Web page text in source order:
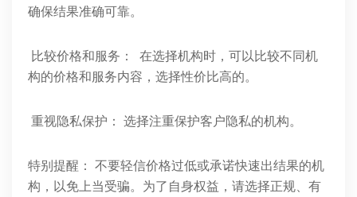
确保结果准确可靠。
比较价格和服务： 在选择机构时，可以比较不同机
构的价格和服务内容，选择性价比高的。
重视隐私保护： 选择注重保护客户隐私的机构。
特别提醒： 不要轻信价格过低或承诺快速出结果的机
构，以免上当受骗。为了自身权益，请选择正规、有